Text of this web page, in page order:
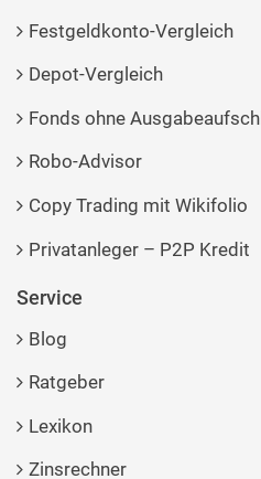
Festgeldkonto-Vergleich
Depot-Vergleich
Fonds ohne
Robo-Advisor
Copy Trading mit Wikifolio
Privatanleger – P2P Kredit
Service
Blog
Ratgeber
Lexikon
Zinsrechner